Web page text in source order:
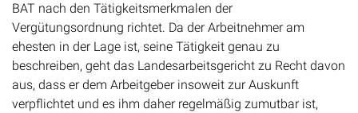
BAT nach den Tätigkeitsmerkmalen der
Vergütungsordnung richtet. Da der Arbeitnehmer am
ehesten in der Lage ist, seine Tätigkeit genau zu
beschreiben, geht das Landesarbeitsgericht zu Recht davon
aus, dass er dem Arbeitgeber insoweit zur Auskunft
verpflichtet und es ihm daher regelmäßig zumutbar ist,